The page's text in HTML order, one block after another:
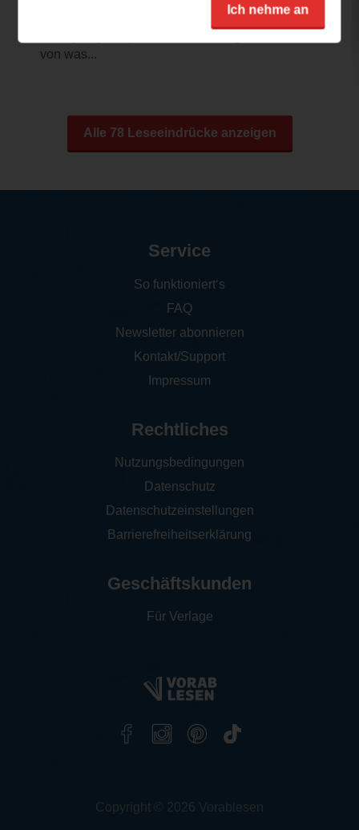
Was zunächst mit einem leicht verwirrenden
von was...
Alle 78 Leseeindrücke anzeigen
Ich nehme an
Service
So funktioniert‘s
FAQ
Newsletter abonnieren
Kontakt/Support
Impressum
Rechtliches
Nutzungsbedingungen
Datenschutz
Datenschutzeinstellungen
Barrierefreiheitserklärung
Geschäftskunden
Für Verlage
Copyright © 2026 Vorablesen